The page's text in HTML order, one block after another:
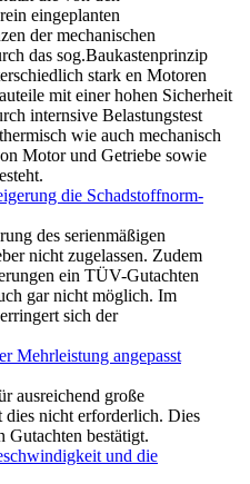
eingeplanten
der mechanischen
das sog.Baukastenprinzip
stark en Motoren
mit einer hohen Sicherheit
internsive Belastungstest
wie auch mechanisch
Motor und Getriebe sowie
die Schadstoffnorm-
des serienmäßigen
nicht zugelassen. Zudem
ein TÜV-Gutachten
gar nicht möglich. Im
sich der
Mehrleistung angepasst
ausreichend große
dies nicht erforderlich. Dies
bestätigt.
und die